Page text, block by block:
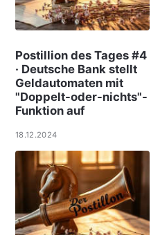
Postillion des Tages #4
· Deutsche Bank stellt
Geldautomaten mit
"Doppelt-oder-nichts"-
Funktion auf
18.12.2024